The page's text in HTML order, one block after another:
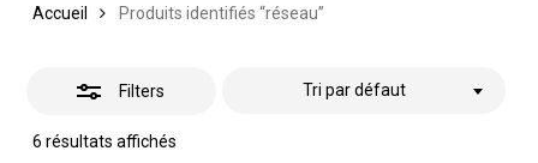
Accueil Produits identifiés “réseau”
Filters
6 résultats affichés
Tri par défaut